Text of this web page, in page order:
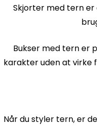
Skjorter med tern er
Bukser med tern er
karakter uden at virke
Når du styler tern, er